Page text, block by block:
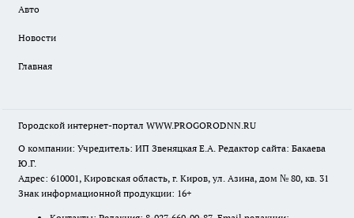
Авто
Новости
Главная
Городской интернет-портал WWW.PROGORODNN.RU
О компании: Учредитель: ИП Звеняцкая Е.А. Редактор сайта: Бакаева
Ю.Г.
Адрес: 610001, Кировская область, г. Киров, ул. Азина, дом № 80, кв. 31
Знак информационной продукции: 16+